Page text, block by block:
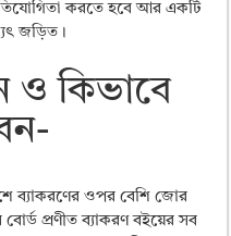
করতে হবে আর একটি
জড়িত।
ও কিভাবে
ব্যাকরণের ওপর বেশি জোর
প্রণীত ব্যাকরণ বইয়ের সব